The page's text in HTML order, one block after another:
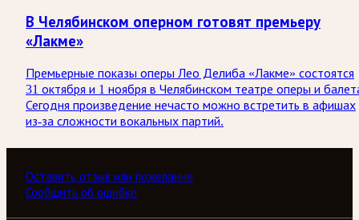
В Челябинском оперном готовят премьеру
«Лакме»
Премьерные показы оперы Лео Делиба «Лакме» состоятся
31 октября и 1 ноября в Челябинском театре оперы и
Сегодня произведение нечасто можно встретить в афишах
из-за сложности вокальных партий.
Оставить отзыв или пожелание
Сообщить об ошибке